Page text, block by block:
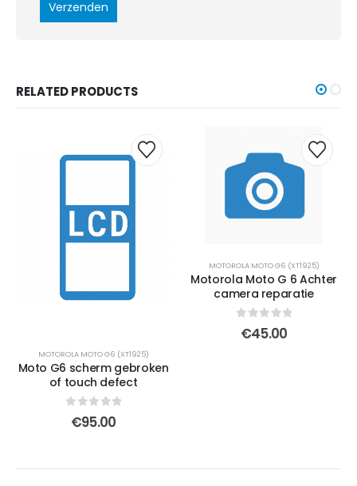
RELATED PRODUCTS
MOTOROLA MOTO G6 (XT1925)
Moto G6 scherm gebroken
of touch defect
out of 5
€95.00
MOTOROLA MOTO G6 (XT1925)
Motorola Moto G 6 Achter
camera reparatie
out of 5
€45.00